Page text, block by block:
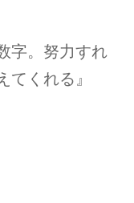
字。努力すれ
てくれる』